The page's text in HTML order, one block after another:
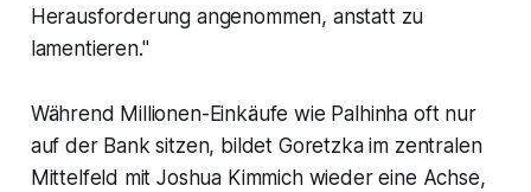
Herausforderung angenommen, anstatt zu
lamentieren."
Während Millionen-Einkäufe wie Palhinha oft nur
auf der Bank sitzen, bildet Goretzka im zentralen
Mittelfeld mit Joshua Kimmich wieder eine Achse,